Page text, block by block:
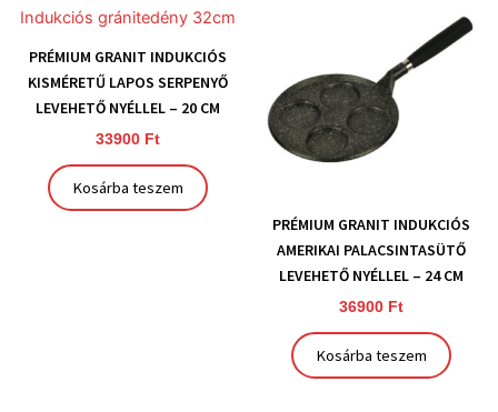
PRÉMIUM GRANIT INDUKCIÓS
KISMÉRETŰ LAPOS SERPENYŐ
LEVEHETŐ NYÉLLEL – 20 CM
33900 Ft
Kosárba teszem
PRÉMIUM GRANIT INDUKCIÓS
AMERIKAI PALACSINTASÜTŐ
LEVEHETŐ NYÉLLEL – 24 CM
36900 Ft
Kosárba teszem